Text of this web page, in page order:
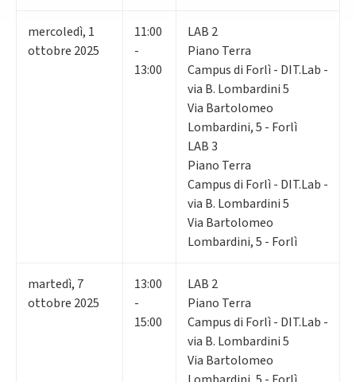
mercoledì, 1
ottobre 2025
11:00
-
13:00
LAB 2
Piano Terra
Campus di Forlì - DIT.Lab -
via B. Lombardini 5
Via Bartolomeo
Lombardini, 5 - Forlì
LAB 3
Piano Terra
Campus di Forlì - DIT.Lab -
via B. Lombardini 5
Via Bartolomeo
Lombardini, 5 - Forlì
martedì, 7
ottobre 2025
13:00
-
15:00
LAB 2
Piano Terra
Campus di Forlì - DIT.Lab -
via B. Lombardini 5
Via Bartolomeo